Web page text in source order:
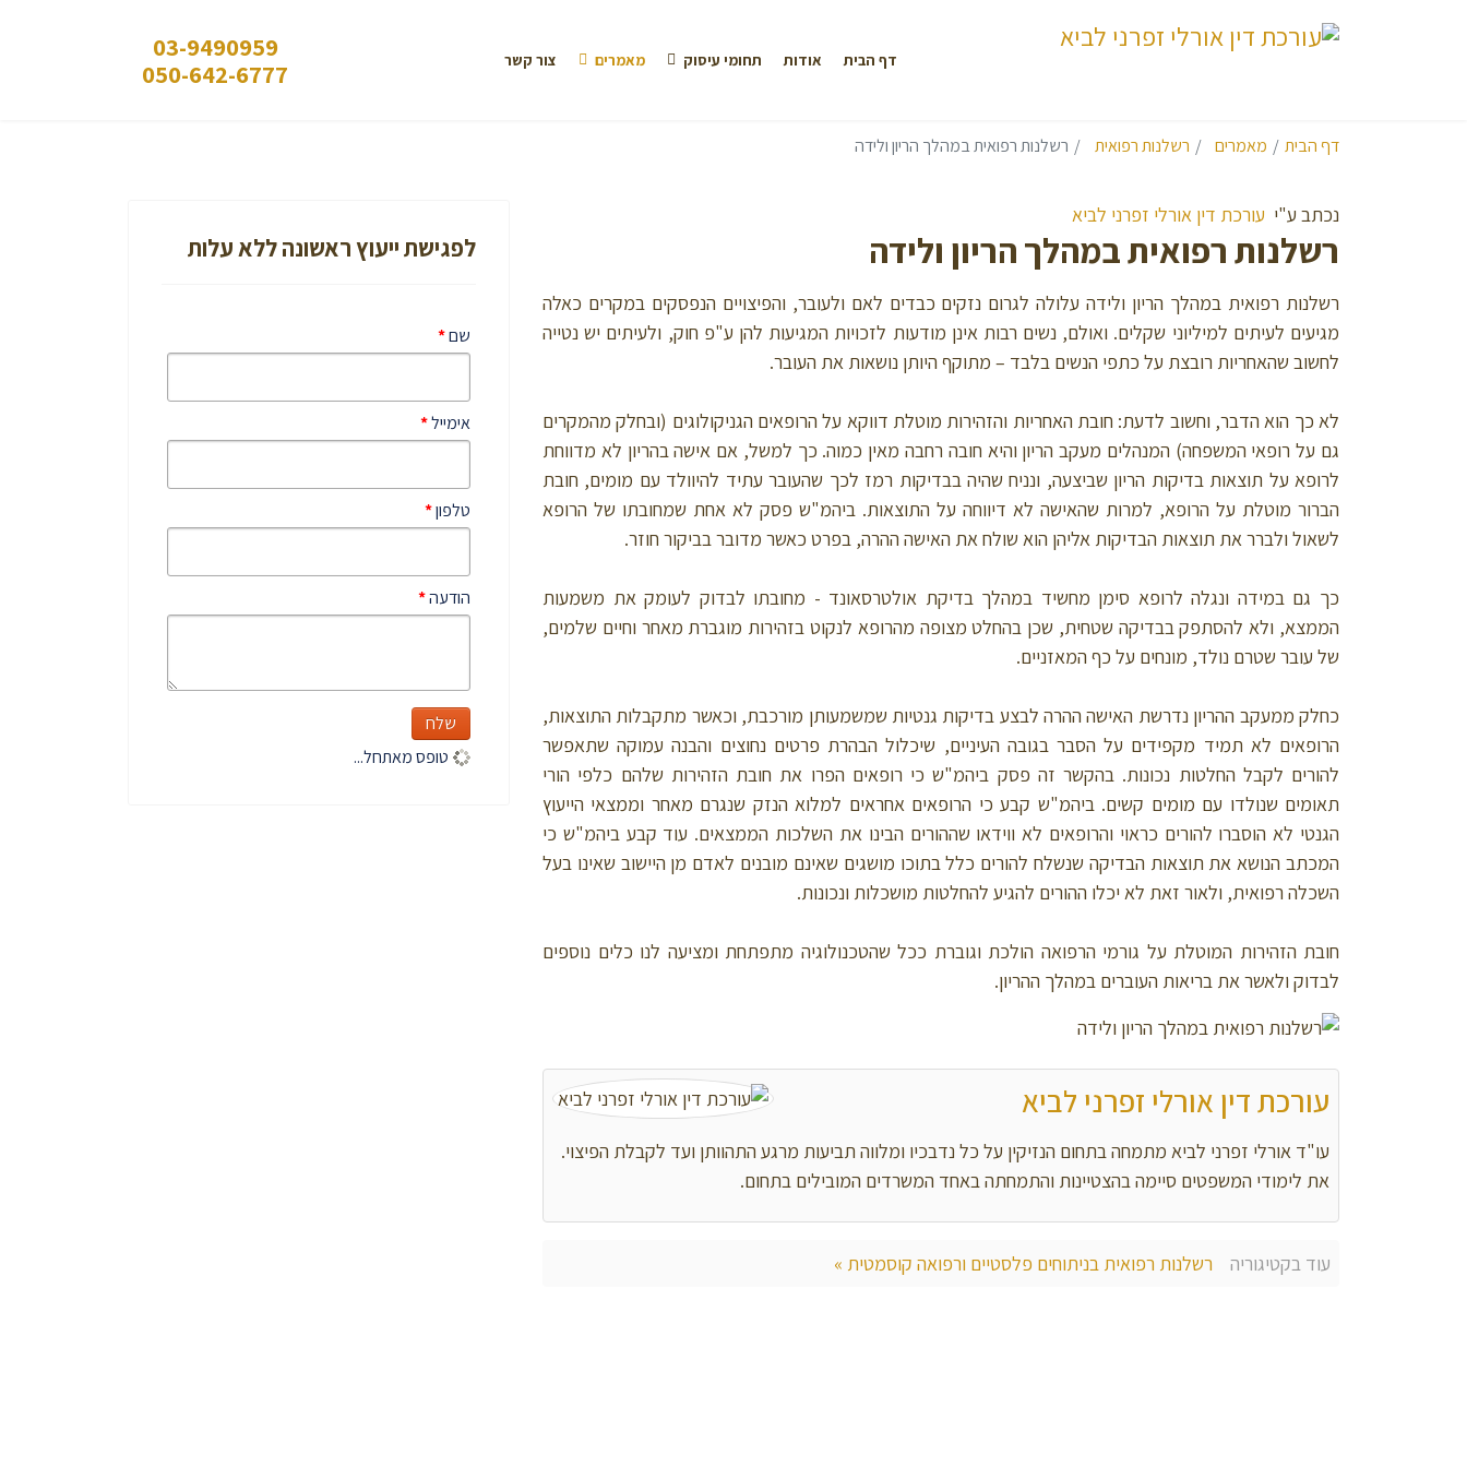
דף הבית אודות תחומי עיסוק מאמרים צור קשר
03-9490959
050-642-6777
דף הבית מאמרים רשלנות רפואית רשלנות רפואית במהלך הריון ולידה
נכתב ע"י עורכת דין אורלי זפרני לביא
רשלנות רפואית במהלך הריון ולידה
רשלנות רפואית במהלך הריון ולידה עלולה לגרום נזקים כבדים לאם ולעובר, והפיצויים הנפסקים במקרים כאלה
מגיעים לעיתים למיליוני שקלים. ואולם, נשים רבות אינן מודעות לזכויות המגיעות להן ע"פ חוק, ולעיתים יש נטייה
לחשוב שהאחריות רובצת על כתפי הנשים בלבד – מתוקף היותן נושאות את העובר.
לא כך הוא הדבר, וחשוב לדעת: חובת האחריות והזהירות מוטלת דווקא על הרופאים הגניקולוגים (ובחלק מהמקרים
גם על רופאי המשפחה) המנהלים מעקב הריון והיא חובה רחבה מאין כמוה. כך למשל, אם אישה בהריון לא מדווחת
לרופא על תוצאות בדיקות הריון שביצעה, ונניח שהיה בבדיקות רמז לכך שהעובר עתיד להיוולד עם מומים, חובת
הברור מוטלת על הרופא, למרות שהאישה לא דיווחה על התוצאות. ביהמ"ש פסק לא אחת שמחובתו של הרופא
לשאול ולברר את תוצאות הבדיקות אליהן הוא שולח את האישה ההרה, בפרט כאשר מדובר בביקור חוזר.
כך גם במידה ונגלה לרופא סימן מחשיד במהלך בדיקת אולטרסאונד - מחובתו לבדוק לעומק את משמעות
הממצא, ולא להסתפק בבדיקה שטחית, שכן בהחלט מצופה מהרופא לנקוט בזהירות מוגברת מאחר וחיים שלמים,
של עובר שטרם נולד, מונחים על כף המאזניים.
כחלק ממעקב ההריון נדרשת האישה ההרה לבצע בדיקות גנטיות שמשמעותן מורכבת, וכאשר מתקבלות התוצאות,
הרופאים לא תמיד מקפידים על הסבר בגובה העיניים, שיכלול הבהרת פרטים נחוצים והבנה עמוקה שתאפשר
להורים לקבל החלטות נכונות. בהקשר זה פסק ביהמ"ש כי רופאים הפרו את חובת הזהירות שלהם כלפי הורי
תאומים שנולדו עם מומים קשים. ביהמ"ש קבע כי הרופאים אחראים למלוא הנזק שנגרם מאחר וממצאי הייעוץ
הגנטי לא הוסברו להורים כראוי והרופאים לא ווידאו שההורים הבינו את השלכות הממצאים. עוד קבע ביהמ"ש כי
המכתב הנושא את תוצאות הבדיקה שנשלח להורים כלל בתוכו מושגים שאינם מובנים לאדם מן היישוב שאינו בעל
השכלה רפואית, ולאור זאת לא יכלו ההורים להגיע להחלטות מושכלות ונכונות.
חובת הזהירות המוטלת על גורמי הרפואה הולכת וגוברת ככל שהטכנולוגיה מתפתחת ומציעה לנו כלים נוספים
לבדוק ולאשר את בריאות העוברים במהלך ההריון.
עורכת דין אורלי זפרני לביא
עו"ד אורלי זפרני לביא מתמחה בתחום הנזיקין על כל נדבכיו ומלווה תביעות מרגע התהוותן ועד לקבלת הפיצוי.
את לימודי המשפטים סיימה בהצטיינות והתמחתה באחד המשרדים המובילים בתחום.
עוד בקטיגוריה רשלנות רפואית בניתוחים פלסטיים ורפואה קוסמטית »
לפגישת ייעוץ ראשונה ללא עלות
שם*
אימייל*
טלפון*
הודעה*
שלח
טופס מאתחל...